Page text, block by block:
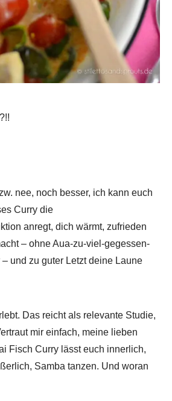
nee, noch besser, ich kann euch
Curry die
anregt, dich wärmt, zufrieden
– ohne Aua-zu-viel-gegessen-
und zu guter Letzt deine Laune
Das reicht als relevante Studie,
mir einfach, meine lieben
Fisch Curry lässt euch innerlich,
Samba tanzen. Und woran